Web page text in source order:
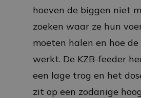
hoeven de biggen niet
zoeken waar ze hun
moeten halen en hoe
werkt. De KZB-feeder
een lage trog en het
zit op een zodanige